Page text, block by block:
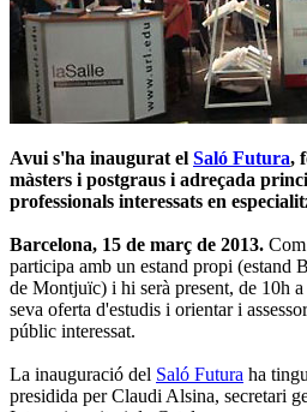
Avui s'ha inaugurat el Saló Futura,
màsters i postgraus i adreçada
professionals interessats en
Barcelona, 15 de març de 2013.
participa amb un estand propi (estand
de Montjuïc) i hi serà present, de 10h
seva oferta d'estudis i orientar i
públic interessat.
La inauguració del Saló Futura ha
presidida per Claudi Alsina, secretari